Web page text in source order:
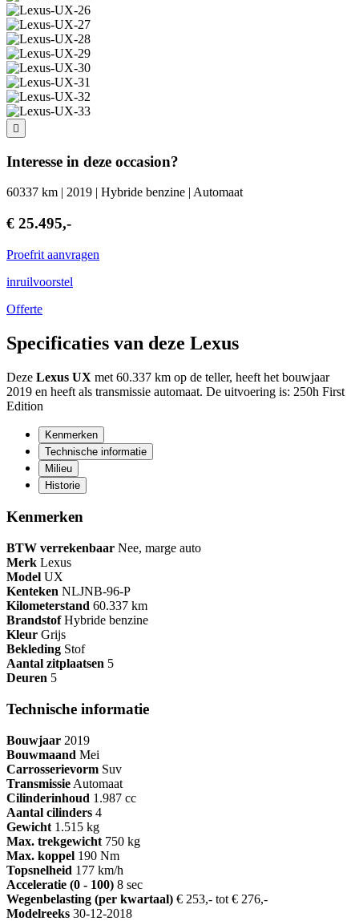
Interesse in deze occasion?
60337 km | 2019 | Hybride benzine | Automaat
€ 25.495,-
Proefrit aanvragen
inruilvoorstel
Offerte
Specificaties van deze Lexus
Deze Lexus UX met 60.337 km op de teller, heeft het bouwjaar
2019 en heeft als transmissie automaat. De uitvoering is: 250h First
Edition
Kenmerken
Technische informatie
Milieu
Historie
Kenmerken
BTW verrekenbaar Nee, marge auto
Merk Lexus
Model UX
Kenteken NLJNB-96-P
Kilometerstand 60.337 km
Brandstof Hybride benzine
Kleur Grijs
Bekleding Stof
Aantal zitplaatsen 5
Deuren 5
Technische informatie
Bouwjaar 2019
Bouwmaand Mei
Carrosserievorm Suv
Transmissie Automaat
Cilinderinhoud 1.987 cc
Aantal cilinders 4
Gewicht 1.515 kg
Max. trekgewicht 750 kg
Max. koppel 190 Nm
Topsnelheid 177 km/h
Acceleratie (0 - 100) 8 sec
Wegenbelasting (per kwartaal) € 253,- tot € 276,-
Modelreeks 30-12-2018